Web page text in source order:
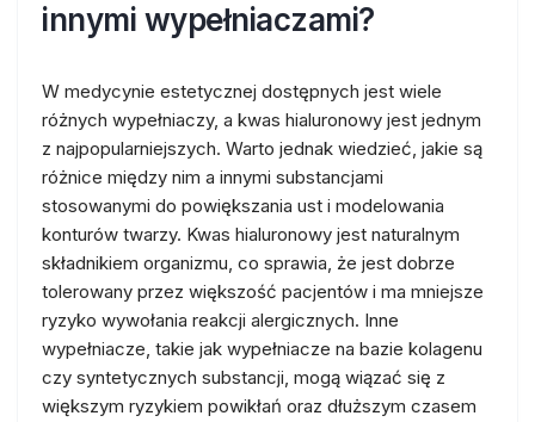
innymi wypełniaczami?
W medycynie estetycznej dostępnych jest wiele
różnych wypełniaczy, a kwas hialuronowy jest jednym
z najpopularniejszych. Warto jednak wiedzieć, jakie są
różnice między nim a innymi substancjami
stosowanymi do powiększania ust i modelowania
konturów twarzy. Kwas hialuronowy jest naturalnym
składnikiem organizmu, co sprawia, że jest dobrze
tolerowany przez większość pacjentów i ma mniejsze
ryzyko wywołania reakcji alergicznych. Inne
wypełniacze, takie jak wypełniacze na bazie kolagenu
czy syntetycznych substancji, mogą wiązać się z
większym ryzykiem powikłań oraz dłuższym czasem